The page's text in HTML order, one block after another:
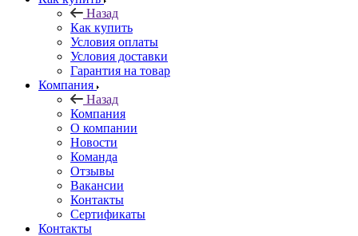
Назад
Как купить
Условия оплаты
Условия доставки
Гарантия на товар
Компания
Назад
Компания
О компании
Новости
Команда
Отзывы
Вакансии
Контакты
Сертификаты
Контакты